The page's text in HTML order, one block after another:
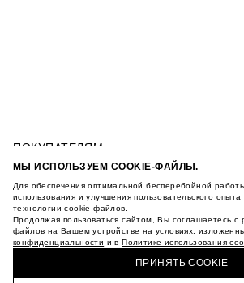
МЫ ИСПОЛЬЗУЕМ COOKIE-ФАЙЛЫ.
Для обеспечения оптимальной бесперебойной
использования и улучшения пользовательского
технологии cookie-файлов.
Продолжая пользоваться сайтом, Вы соглашаетесь
файлов на Вашем устройстве на условиях,
конфиденциальности и вПолитике использования
ПРИНЯТЬ COOKIE
ПОКУПАТЕЛЯМ
УСЛОВИЯ ИСПОЛЬЗОВАНИЯ
ПОЛИТИКА КОНФИДЕНЦИАЛЬНОСТИ
ПОЛИТИКА COOKIE
УСЛОВИЯ ПОКУПКИ
О НАС
КАРЬЕРА
БРЮКИ ИЗ ТВИЛА С КАРМАНАМИ
КУПИТЬ + ПОЛУЧИТЬ В